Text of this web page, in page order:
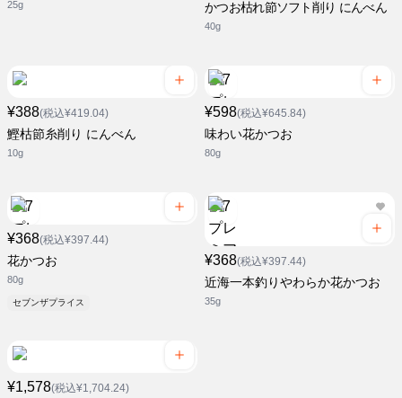
25g かつお枯れ節ソフト削り にんべん
40g
¥388(税込¥419.04)
鰹枯節糸削り にんべん
10g
¥598(税込¥645.84)
味わい花かつお
80g
¥368(税込¥397.44)
花かつお
80g
セブンザプライス
¥368(税込¥397.44)
近海一本釣りやわらか花かつお
35g
¥1,578(税込¥1,704.24)